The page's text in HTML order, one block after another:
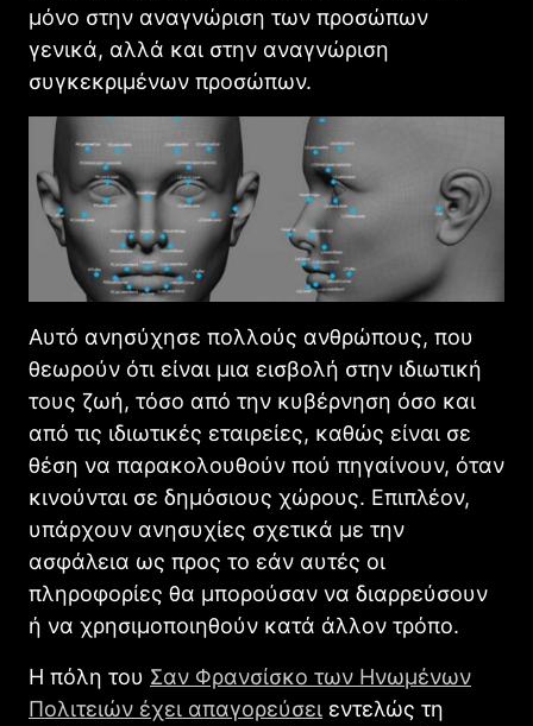
μόνο στην αναγνώριση των προσώπων
γενικά, αλλά και στην αναγνώριση
συγκεκριμένων προσώπων.
Αυτό ανησύχησε πολλούς ανθρώπους, που
θεωρούν ότι είναι μια εισβολή στην ιδιωτική
τους ζωή, τόσο από την κυβέρνηση όσο και
από τις ιδιωτικές εταιρείες, καθώς είναι σε
θέση να παρακολουθούν πού πηγαίνουν, όταν
κινούνται σε δημόσιους χώρους. Επιπλέον,
υπάρχουν ανησυχίες σχετικά με την
ασφάλεια ως προς το εάν αυτές οι
πληροφορίες θα μπορούσαν να διαρρεύσουν
ή να χρησιμοποιηθούν κατά άλλον τρόπο.
Η πόλη του Σαν Φρανσίσκο των Ηνωμένων
Πολιτειών έχει απαγορεύσει εντελώς τη